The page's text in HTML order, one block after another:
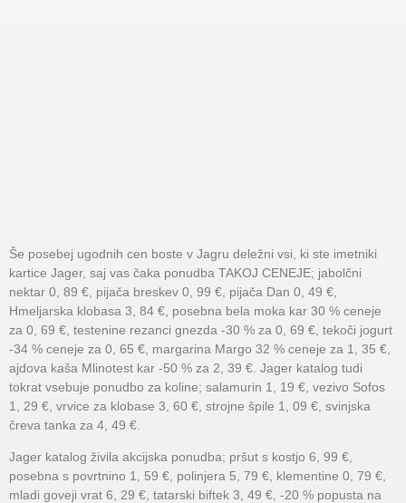
Še posebej ugodnih cen boste v Jagru deležni vsi, ki ste imetniki
kartice Jager, saj vas čaka ponudba TAKOJ CENEJE; jabolčni
nektar 0, 89 €, pijača breskev 0, 99 €, pijača Dan 0, 49 €,
Hmeljarska klobasa 3, 84 €, posebna bela moka kar 30 % ceneje
za 0, 69 €, testenine rezanci gnezda -30 % za 0, 69 €, tekoči jogurt
-34 % ceneje za 0, 65 €, margarina Margo 32 % ceneje za 1, 35 €,
ajdova kaša Mlinotest kar -50 % za 2, 39 €. Jager katalog tudi
tokrat vsebuje ponudbo za koline; salamurin 1, 19 €, vezivo Sofos
1, 29 €, vrvice za klobase 3, 60 €, strojne špile 1, 09 €, svinjska
čreva tanka za 4, 49 €.
Jager katalog živila akcijska ponudba; pršut s kostjo 6, 99 €,
posebna s povrtnino 1, 59 €, polinjera 5, 79 €, klementine 0, 79 €,
mladi goveji vrat 6, 29 €, tatarski biftek 3, 49 €, -20 % popusta na